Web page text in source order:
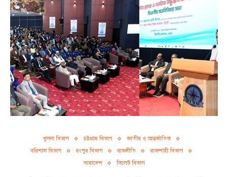
খুলনা বিভাগ চট্টগ্রাম বিভাগ
জাতীয় ও আন্তর্জাতিক
বরিশাল বিভাগ
রংপুর বিভাগ রাজনীতি
রাজশাহী বিভাগ
সারাদেশ
সিলেট বিভাগ